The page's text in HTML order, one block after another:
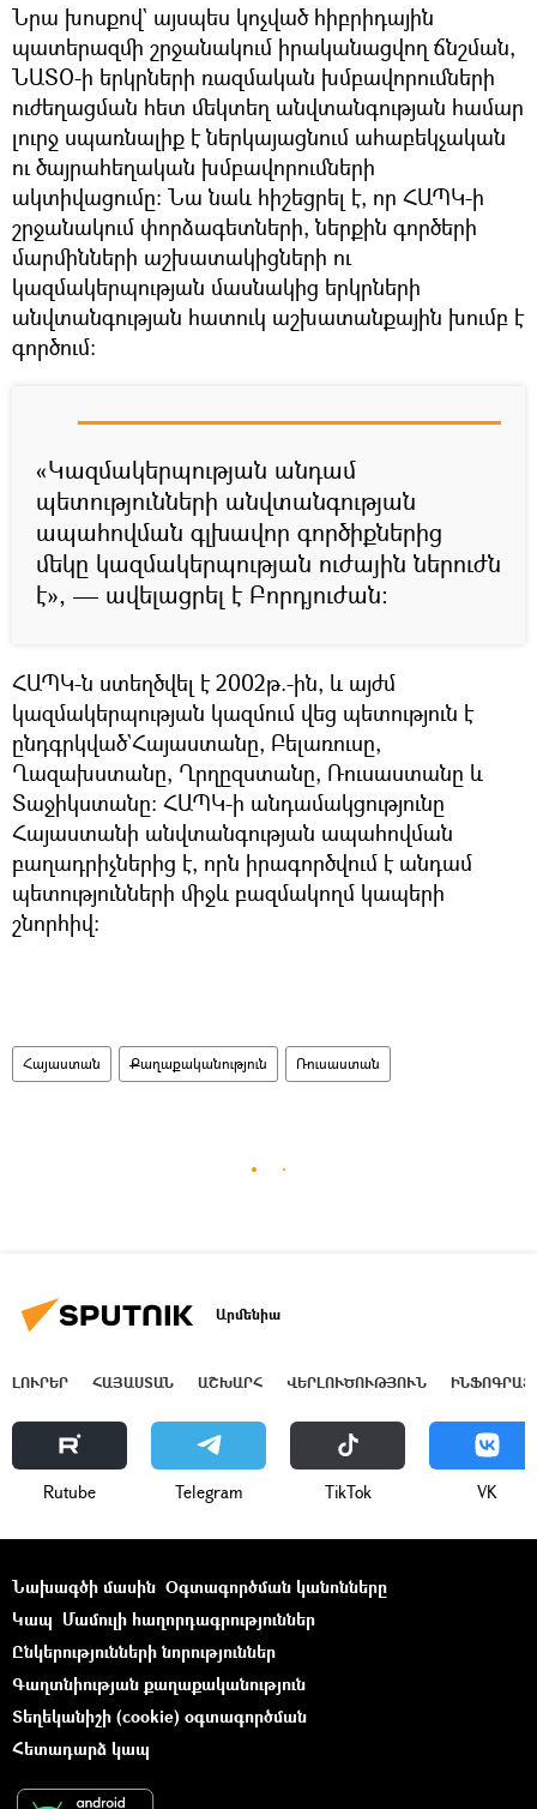
Նրա խոսքով` այսպես կոչված հիբրիդային
պատերազմի շրջանակում իրականացվող ճնշման,
ՆԱՏՕ-ի երկրների ռազմական խմբավորումների
ուժեղացման հետ մեկտեղ անվտանգության համար
լուրջ սպառնալիք է ներկայացնում ահաբեկչական
ու ծայրահեղական խմբավորումների
ակտիվացումը։ Նա նաև հիշեցրել է, որ ՀԱՊԿ-ի
շրջանակում փորձագետների, ներքին գործերի
մարմինների աշխատակիցների ու
կազմակերպության մասնակից երկրների
անվտանգության հատուկ աշխատանքային խումբ է
գործում։
«Կազմակերպության անդամ
պետությունների անվտանգության
ապահովման գլխավոր գործիքներից
մեկը կազմակերպության ուժային ներուժն
է», — ավելացրել է Բորդյուժան։
ՀԱՊԿ-ն ստեղծվել է 2002թ.-ին, և այժմ
կազմակերպության կազմում վեց պետություն է
ընդգրկված`Հայաստանը, Բելառուսը,
Ղազախստանը, Ղրղըզստանը, Ռուսաստանը և
Տաջիկստանը։ ՀԱՊԿ-ի անդամակցությունը
Հայաստանի անվտանգության ապահովման
բաղադրիչներից է, որն իրագործվում է անդամ
պետությունների միջև բազմակողմ կապերի
շնորհիվ։
Հայաստան Քաղաքականություն Ռուսաստան
Արմենիա
ԼՈՒՐԵՐ ՀԱՅԱՍՏԱՆ ԱՇԽԱՐՀ ՎԵՐԼՈՒԾՈՒԹՅՈՒՆ
Rutube Telegram ТikТоk VK
Նախագծի մասին Օգտագործման կանոնները
Կապ Մամուլի հաղորդագրություններ
Ընկերությունների նորություններ
Գաղտնիության քաղաքականություն
Տեղեկանիշի (cookie) օգտագործման
Հետադարձ կապ